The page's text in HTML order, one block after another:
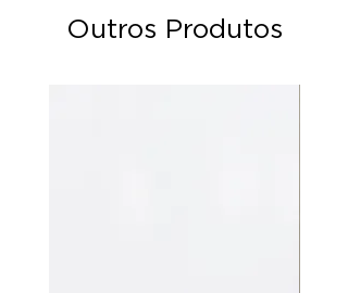
Outros Produtos